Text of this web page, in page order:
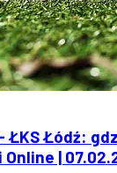
ŁKS Łódź:
|